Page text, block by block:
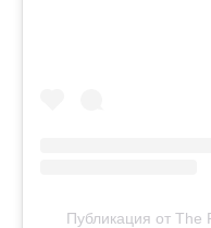
Публикация от The